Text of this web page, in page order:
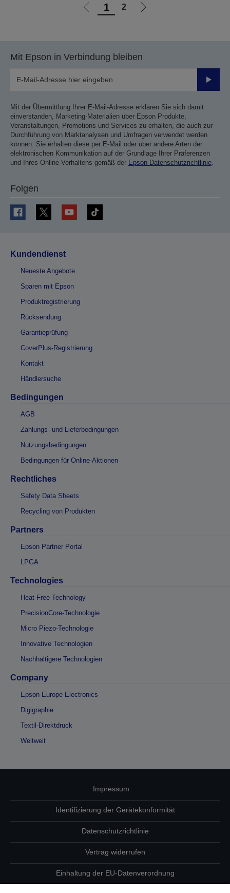
Zur 1 2
Zur
Mit Epson in Verbindung bleiben
Mit der Übermittlung Ihrer E-Mail-Adresse erklären Sie sich damit
einverstanden, Marketing-Materialien über Epson Produkte,
Veranstaltungen, Promotions und Services zu erhalten, die auch zur
Durchführung von Marktanalysen und Umfragen verwendet werden
können. Sie erhalten diese per E-Mail oder über andere Arten der
elektronischen Kommunikation auf der Grundlage Ihrer Präferenzen
und Ihres Online-Verhaltens gemäß der Epson Datenschutzrichtlinie.
Folgen
Kundendienst
Neueste Angebote
Sparen mit Epson
Produktregistrierung
Rücksendung
Garantieprüfung
CoverPlus-Registrierung
Kontakt
Händlersuche
Bedingungen
AGB
Zahlungs- und Lieferbedingungen
Nutzungsbedingungen
Bedingungen für Online-Aktionen
Rechtliches
Safety Data Sheets
Recycling von Produkten
Partners
Epson Partner Portal
LPGA
Technologies
Heat-Free Technology
PrecisionCore-Technologie
Micro Piezo-Technologie
Innovative Technologien
Nachhaltigere Technologien
Company
Epson Europe Electronics
Digigraphie
Textil-Direktdruck
Weltweit
Impressum
Identifizierung der Gerätekonformität
Datenschutzrichtlinie
Vertrag widerrufen
Einhaltung der EU-Datenverordnung